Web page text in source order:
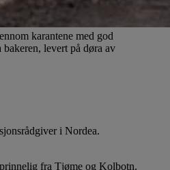
karantene med god
levert på døra av
i Nordea.
fra Tjøme og Kolbotn.